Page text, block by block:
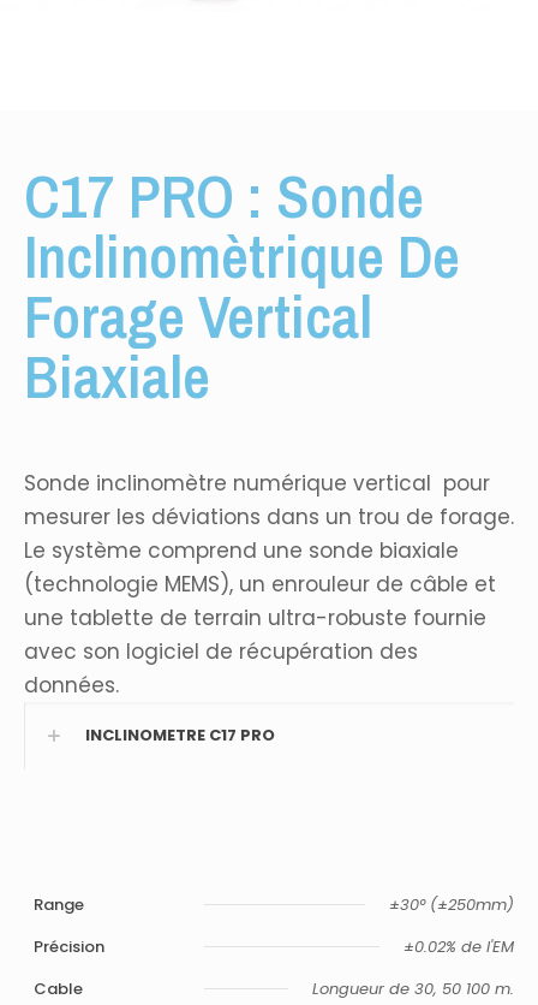
C17 PRO : Sonde
Inclinomètrique De
Forage Vertical
Biaxiale
Sonde inclinomètre numérique vertical pour
mesurer les déviations dans un trou de forage.
Le système comprend une sonde biaxiale
(technologie MEMS), un enrouleur de câble et
une tablette de terrain ultra-robuste fournie
avec son logiciel de récupération des
données.
INCLINOMETRE C17 PRO
Range
±30° (±250mm)
Précision
±0.02% de l'EM
Cable
Longueur de 30, 50 100 m.